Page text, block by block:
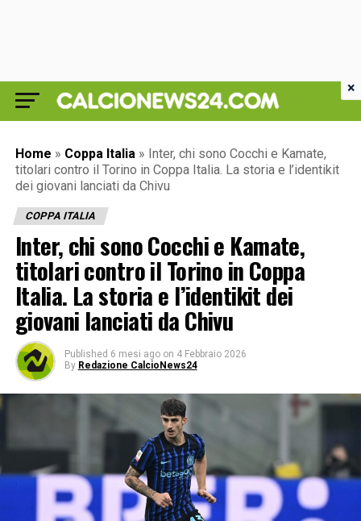
Home » Coppa Italia » Inter, chi sono Cocchi e Kamate,
titolari contro il Torino in Coppa Italia. La storia e l’identikit
dei giovani lanciati da Chivu
COPPA ITALIA
Inter, chi sono Cocchi e Kamate,
titolari contro il Torino in Coppa
Italia. La storia e l’identikit dei
giovani lanciati da Chivu
Published 6 mesi ago on 4 Febbraio 2026
By Redazione CalcioNews24
×